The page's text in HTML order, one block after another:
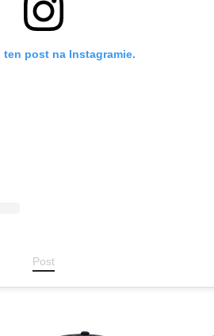
ten post na Instagramie.
Post